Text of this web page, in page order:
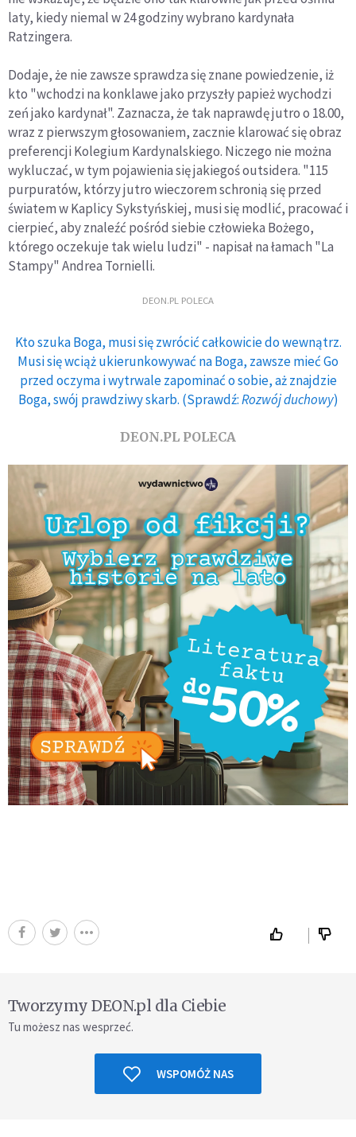
laty, kiedy niemal w 24 godziny wybrano kardynała
Ratzingera.
Dodaje, że nie zawsze sprawdza się znane powiedzenie, iż
kto "wchodzi na konklawe jako przyszły papież wychodzi
zeń jako kardynał". Zaznacza, że tak naprawdę jutro o 18.00,
wraz z pierwszym głosowaniem, zacznie klarować się obraz
preferencji Kolegium Kardynalskiego. Niczego nie można
wykluczać, w tym pojawienia się jakiegoś outsidera. "115
purpuratów, którzy jutro wieczorem schronią się przed
światem w Kaplicy Sykstyńskiej, musi się modlić, pracować i
cierpieć, aby znaleźć pośród siebie człowieka Bożego,
którego oczekuje tak wielu ludzi" - napisał na łamach "La
Stampy" Andrea Tornielli.
DEON.PL POLECA
Kto szuka Boga, musi się zwrócić całkowicie do wewnątrz.
Musi się wciąż ukierunkowywać na Boga, zawsze mieć Go
przed oczyma i wytrwale zapominać o sobie, aż znajdzie
Boga, swój prawdziwy skarb. (Sprawdź:Rozwój duchowy)
DEON.PL POLECA
Tworzymy DEON.pl dla Ciebie
Tu możesz nas wesprzeć.
WSPOMÓŻ NAS